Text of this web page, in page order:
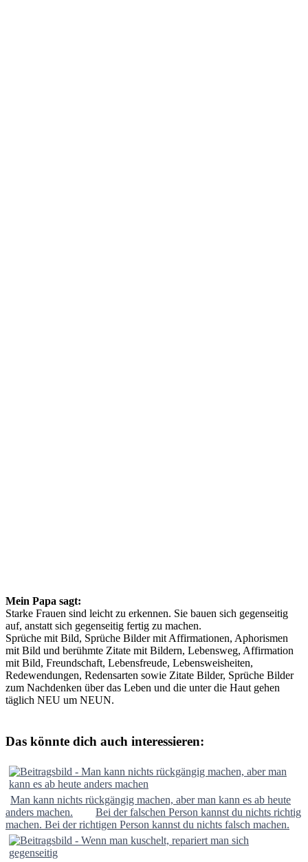
Mein Papa sagt:
Starke Frauen sind leicht zu erkennen. Sie bauen sich gegenseitig
auf, anstatt sich gegenseitig fertig zu machen.
Sprüche mit Bild, Sprüche Bilder mit Affirmationen, Aphorismen
mit Bild und berühmte Zitate mit Bildern, Lebensweg, Affirmation
mit Bild, Freundschaft, Lebensfreude, Lebensweisheiten,
Redewendungen, Redensarten sowie Zitate Bilder, Sprüche Bilder
zum Nachdenken über das Leben und die unter die Haut gehen
täglich NEU um NEUN.
Das könnte dich auch interessieren:
Man kann nichts rückgängig machen, aber man kann es ab heute
anders machen.
Bei der falschen Person kannst du nichts richtig
machen. Bei der richtigen Person kannst du nichts falsch machen.